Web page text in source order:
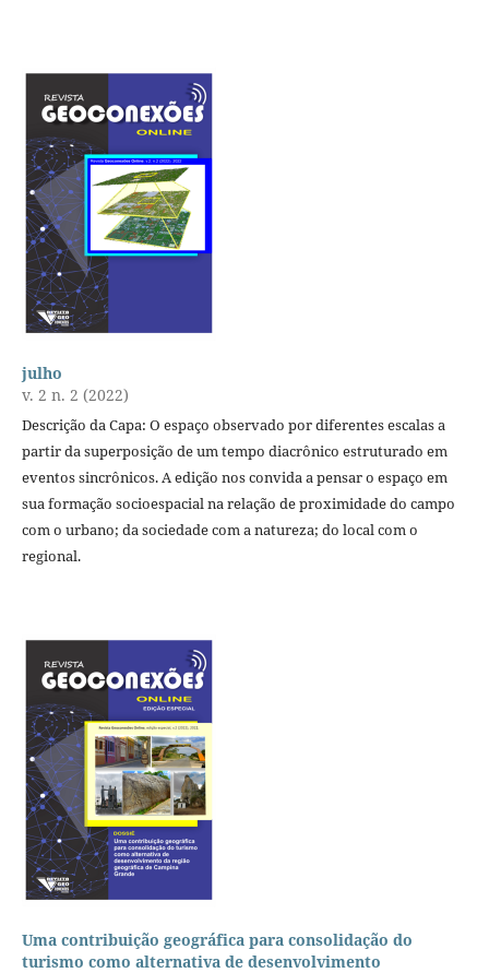
julho
v. 2 n. 2 (2022)
Descrição da Capa: O espaço observado por diferentes escalas a
partir da superposição de um tempo diacrônico estruturado em
eventos sincrônicos. A edição nos convida a pensar o espaço em
sua formação socioespacial na relação de proximidade do campo
com o urbano; da sociedade com a natureza; do local com o
regional.
Uma contribuição geográfica para consolidação do
turismo como alternativa de desenvolvimento